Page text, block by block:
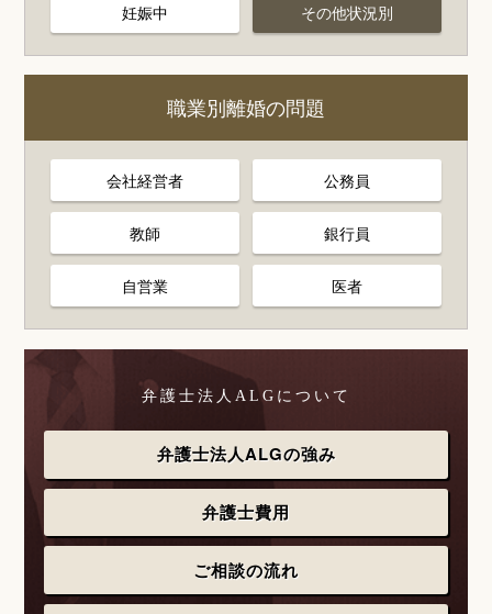
妊娠中 その他状況別
職業別離婚の問題
会社経営者 公務員
教師 銀行員
自営業 医者
弁護士法人ALGについて
弁護士法人ALGの強み
弁護士費用
ご相談の流れ